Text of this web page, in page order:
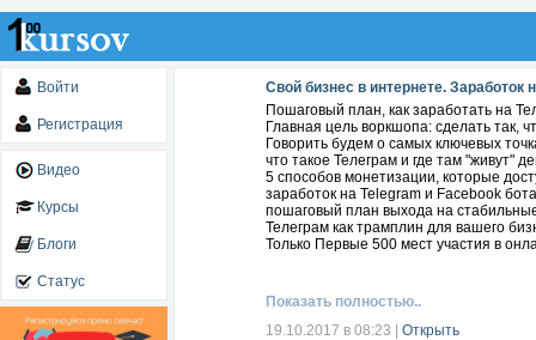
Войти
Регистрация
Видео
Курсы
Блоги
Статус
Свой бизнес в интернете. Заработок
Пошаговый план, как заработать на
Главная цель воркшопа: сделать так,
Говорить будем о самых ключевых
что такое Телеграм и где там "живут"
5 способов монетизации, которые
заработок на Telegram и Facebook
пошаговый план выхода на
Телеграм как трамплин для вашего
Только Первые 500 мест участия в
Показать полностью..
19.10.2017 в 08:23
Открыть